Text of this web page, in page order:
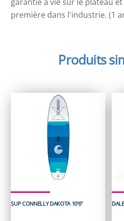
première dans l'industrie. (1
Produits
SUP CONNELLY DAKOTA 10'6"